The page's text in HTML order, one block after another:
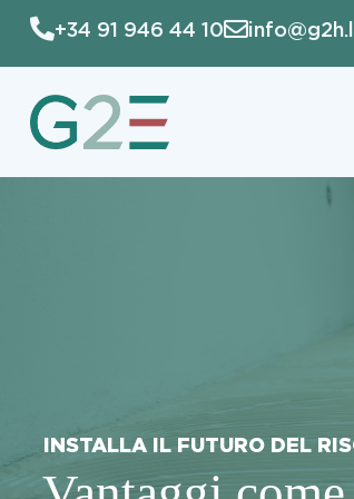
contenuto
+34 91 946 44 10
INSTALLA IL FUTURO DEL